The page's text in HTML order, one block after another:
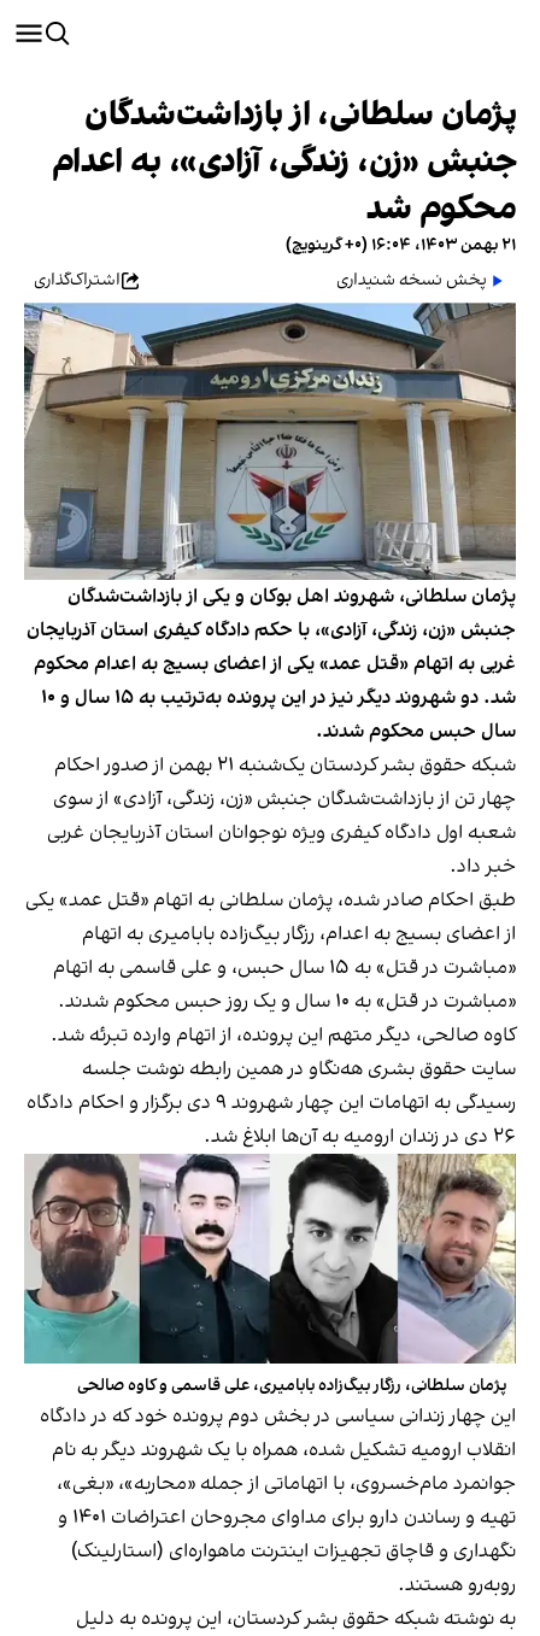
پژمان سلطانی، از بازداشت‌شدگان
جنبش «زن، زندگی، آزادی»، به اعدام
محکوم شد
۲۱ بهمن ۱۴۰۳، ۱۶:۰۴ (‎+۰ گرینویچ)
پخش نسخه شنیداری
اشتراک‌گذاری
پژمان سلطانی، شهروند اهل بوکان و یکی از بازداشت‌شدگان
جنبش «زن، زندگی، آزادی»، با حکم دادگاه کیفری استان آذربایجان‌
غربی به اتهام «قتل عمد» یکی از اعضای بسیج به اعدام محکوم
شد. دو شهروند دیگر نیز در این پرونده به‌ترتیب به ۱۵ سال و ۱۰
سال حبس محکوم شدند.
شبکه حقوق بشر کردستان یک‌شنبه ۲۱ بهمن از صدور احکام
چهار تن از بازداشت‌شدگان جنبش «زن، زندگی، آزادی» از سوی
شعبه اول دادگاه کیفری ویژه نوجوانان استان آذربایجان غربی
خبر داد.
طبق احکام صادر شده، پژمان سلطانی به اتهام «قتل عمد» یکی
از اعضای بسیج به اعدام، رزگار بیگ‌زاده بابامیری به اتهام
«مباشرت در قتل» به ۱۵ سال حبس، و علی قاسمی به اتهام
«مباشرت در قتل» به ۱۰ سال و یک روز حبس محکوم شدند.
کاوه صالحی، دیگر متهم این پرونده، از اتهام وارده تبرئه شد.
سایت حقوق بشری هه‌نگاو در همین رابطه نوشت جلسه
رسیدگی به اتهامات این چهار شهروند ۹ دی‌ برگزار و احکام دادگاه
۲۶ دی در زندان ارومیه به آن‌ها ابلاغ شد.
پژمان سلطانی، رزگار بیگ‌زاده بابامیری، علی قاسمی و کاوه صالحی
این چهار زندانی سیاسی در بخش دوم پرونده خود که در دادگاه
انقلاب ارومیه تشکیل شده، همراه با یک شهروند دیگر به نام
جوانمرد مام‌خسروی، با اتهاماتی از جمله «محاربه»، «بغی»،
تهیه و رساندن دارو برای مداوای مجروحان اعتراضات ۱۴۰۱ و
نگهداری و قاچاق تجهیزات اینترنت ماهواره‌ای (استارلینک)
روبه‌رو هستند.
به نوشته شبکه حقوق بشر کردستان، این پرونده به دلیل